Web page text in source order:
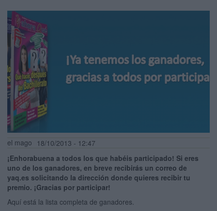
el mago 18/10/2013 - 12:47
¡Enhorabuena a todos los que habéis participado! Si eres
uno de los ganadores, en breve recibirás un correo de
yaq.es solicitando la dirección donde quieres recibir tu
premio. ¡Gracias por participar!
Aquí está la lista completa de ganadores.